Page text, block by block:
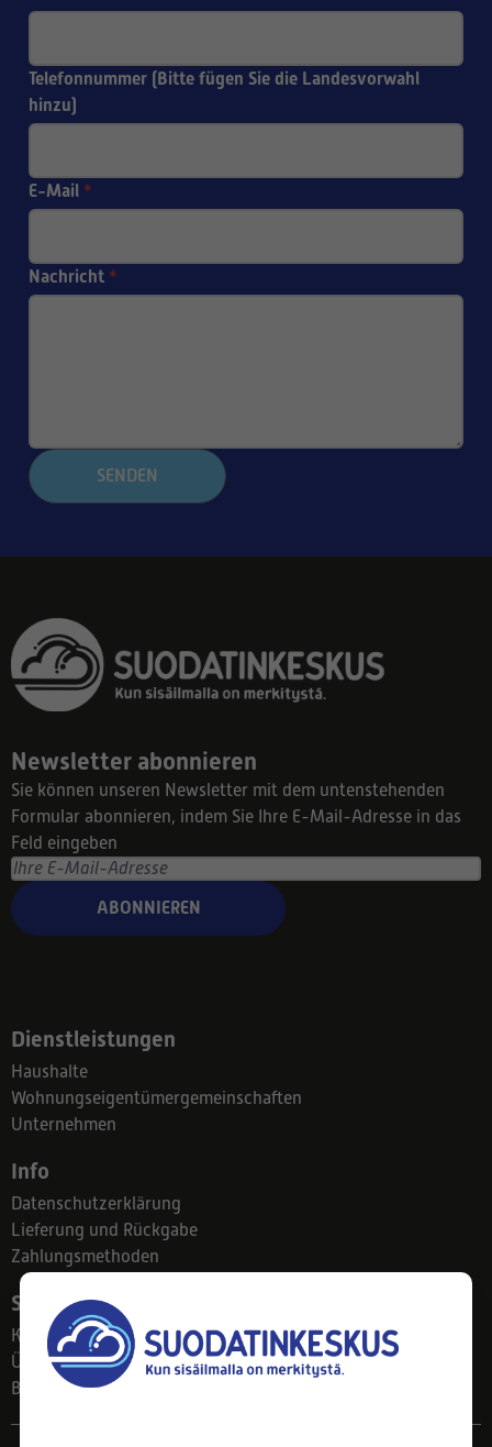
Telefonnummer (Bitte fügen Sie die Landesvorwahl
hinzu)
E-Mail *
Nachricht *
SENDEN
Newsletter abonnieren
Sie können unseren Newsletter mit dem untenstehenden
Formular abonnieren, indem Sie Ihre E-Mail-Adresse in das
Feld eingeben
ABONNIEREN
Dienstleistungen
Haushalte
Wohnungseigentümergemeinschaften
Unternehmen
Info
Datenschutzerklärung
Lieferung und Rückgabe
Zahlungsmethoden
Suodatinkeskus
Kontakt
Über uns
Blog